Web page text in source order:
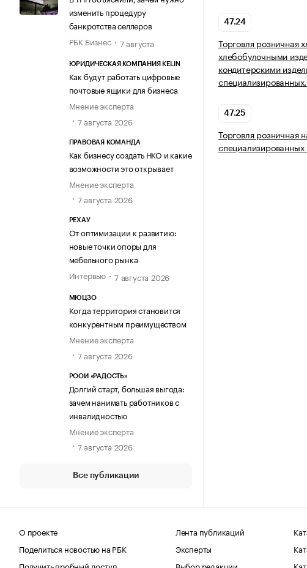
изменить процедуру
банкротства селлеров
РБК Бизнес
7 августа
ЮРИДИЧЕСКАЯ КОМПАНИЯ KELIN
Как будут работать цифровые
почтовые ящики для бизнеса
Мнение эксперта
7 августа 2026
ПРАВОВАЯ КОМАНДА
Как бизнесу создать НКО и какие
возможности это открывает
Мнение эксперта
7 августа 2026
РЕХАУ
От оптимизации к развитию:
новые точки опоры для
мебельного рынка
Интервью
7 августа 2026
МЮЦЗО
Когда территория становится
конкурентным преимуществом
Мнение эксперта
7 августа 2026
РООИ «РАДОСТЬ»
Долгий старт, большая выгода:
зачем нанимать работников с
инвалидностью
Мнение эксперта
7 августа 2026
Все публикации
47.24
Торговля розничная
хлебобулочными
кондитерскими
47.25
Торговля розничная
специализированных
О проекте
Поделиться новостью на РБК
Получить пробный доступ
Лента публикаций
Эксперты
Выбор редакции